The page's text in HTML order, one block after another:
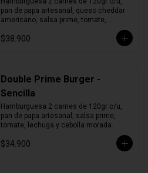
pan de papa artesanal, queso cheddar
americano, salsa prime, tomate,
$38.900
Double Prime Burger -
Sencilla
Hamburguesa 2 carnes de 120gr c/u,
pan de papa artesanal, salsa prime,
tomate, lechuga y cebolla morada.
$34.900